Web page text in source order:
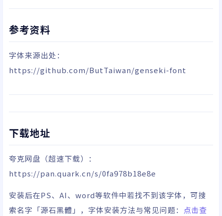
参考资料
字体来源出处：
https://github.com/ButTaiwan/genseki-font
下载地址
夸克网盘 （超速下载）
：
https://pan.quark.cn/s/0fa978b18e8e
安装后在PS、AI、word等软件中若找不到该字体，可搜
索名字「源石黑體」，字体安装方法与常见问题： 点击查